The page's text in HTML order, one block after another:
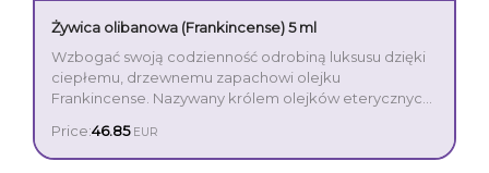
Żywica olibanowa (Frankincense) 5 ml
Wzbogać swoją codzienność odrobiną luksusu dzięki
ciepłemu, drzewnemu zapachowi olejku
Frankincense. Nazywany królem olejków eterycznych,
kosztowny towar i stosuje powszechnie podczas
zabiegów pielęgnacyjnych. Olejek z żywicy
Price:46.85 EUR